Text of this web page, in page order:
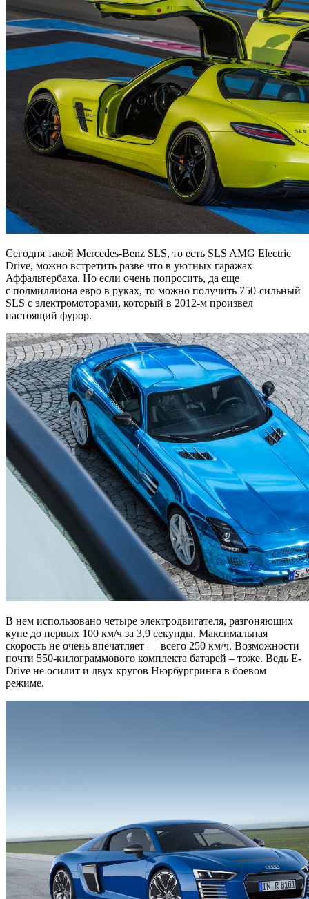
Сегодня такой Mercedes-Benz SLS, то есть SLS AMG Electric
Drive, можно встретить разве что в уютных гаражах
Аффальтербаха. Но если очень попросить, да еще
с полмиллиона евро в руках, то можно получить 750-сильный
SLS с электромоторами, который в 2012-м произвел
настоящий фурор.
В нем использовано четыре электродвигателя, разгоняющих
купе до первых 100 км/ч за 3,9 секунды. Максимальная
скорость не очень впечатляет — всего 250 км/ч. Возможности
почти 550-килограммового комплекта батарей – тоже. Ведь E-
Drive не осилит и двух кругов Нюрбургринга в боевом
режиме.